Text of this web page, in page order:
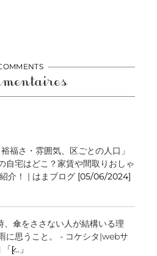
福さ・雰囲気、区ごとの人口」
自宅はどこ？家賃や間取りおしゃ
介！ | はまブログ[05/06/2024]
、傘をささない人が結構いる理
に思うこと。 - コケシタ|webサ
[̷...」